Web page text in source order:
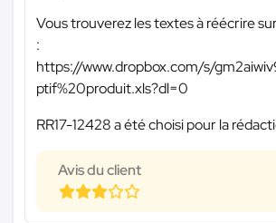
Vous trouverez les textes à réécrire
:
https://www.dropbox.com/s/
ptif%20produit.xls?dl=0
RR17-12428 a été choisi pour la
Avis du client